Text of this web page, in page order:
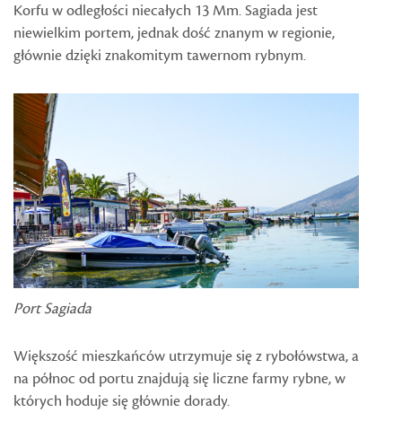
Korfu w odległości niecałych 13 Mm. Sagiada jest
niewielkim portem, jednak dość znanym w regionie,
głównie dzięki znakomitym tawernom rybnym.
Port Sagiada
Większość mieszkańców utrzymuje się z rybołówstwa, a
na północ od portu znajdują się liczne farmy rybne, w
których hoduje się głównie dorady.